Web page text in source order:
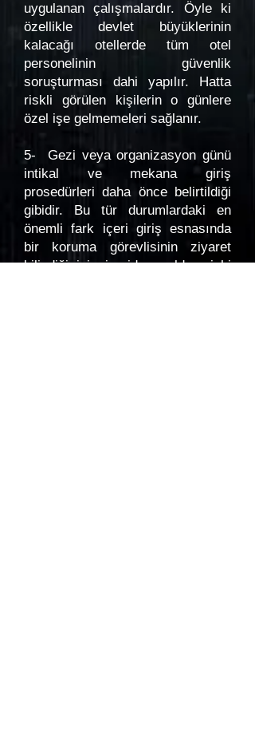
uygulanan çalışmalardır. Öyle ki
özellikle devlet büyüklerinin
kalacağı otellerde tüm otel
personelinin güvenlik
soruşturması dahi yapılır. Hatta
riskli görülen kişilerin o günlere
özel işe gelmemeleri sağlanır.
5- Gezi veya organizasyon günü
intikal ve mekana giriş
prosedürleri daha önce belirtildiği
gibidir. Bu tür durumlardaki en
önemli fark içeri giriş esnasında
bir koruma görevlisinin ziyaret
bilindiği için içeriden saldırı riski